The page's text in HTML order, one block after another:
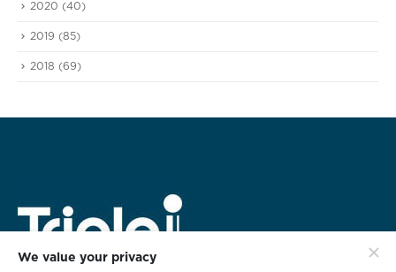
2020 (40)
2019 (85)
2018 (69)
We value your privacy